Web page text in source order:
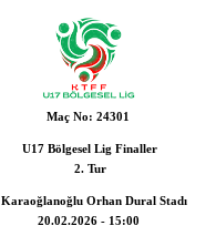
Maç No: 24301
U17 Bölgesel Lig Finaller
2. Tur
Karaoğlanoğlu Orhan Dural Stadı
20.02.2026 - 15:00